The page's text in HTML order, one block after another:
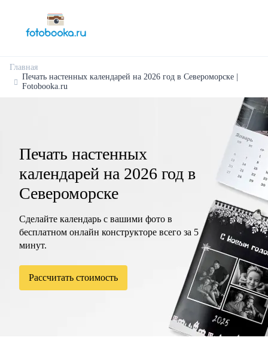
Главная
Печать настенных календарей на 2026 год в Североморске |
Fotobooka.ru
Печать настенных
календарей на 2026 год в
Североморске
Сделайте календарь с вашими фото в
бесплатном онлайн конструкторе всего за 5
минут.
Рассчитать стоимость